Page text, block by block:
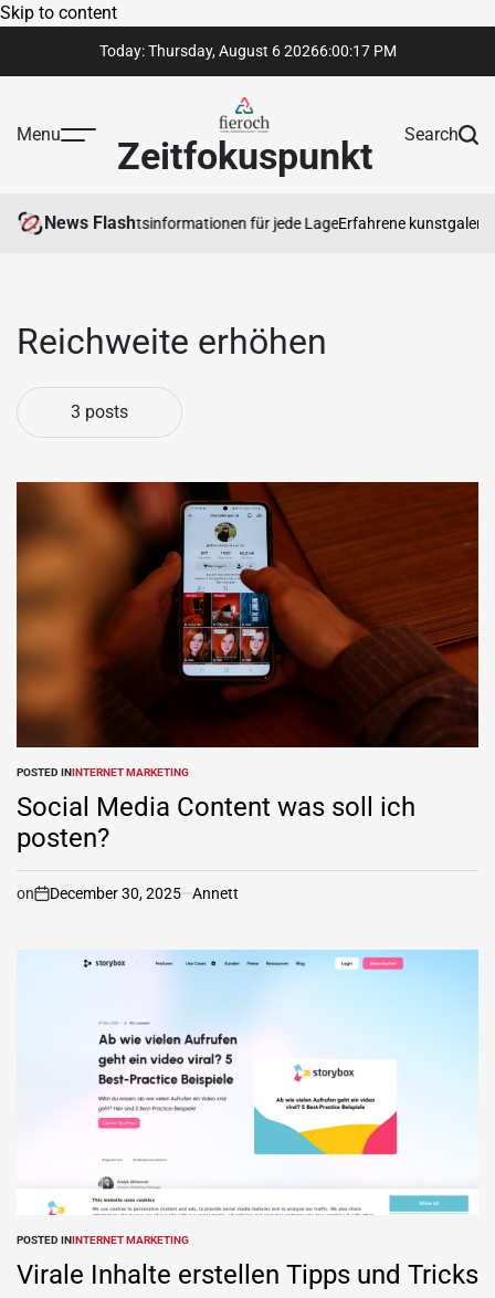
Skip to content
Today: Thursday, August 6 20266:00:17 PM
Menu Zeitfokuspunkt Search
News FlashRechtsinformationen für jede LageErfahrene kunstgalerie
Reichweite erhöhen
3 posts
POSTED ININTERNET MARKETING
Social Media Content was soll ich
posten?
on December 30, 2025 Annett
POSTED ININTERNET MARKETING
Virale Inhalte erstellen Tipps und Tricks